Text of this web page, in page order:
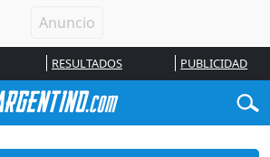
RESULTADOS PUBLICIDAD